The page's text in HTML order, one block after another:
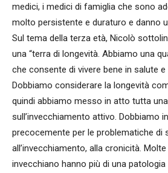
medici, i medici di famiglia che sono
molto persistente e duraturo e danno
Sul tema della terza età, Nicolò
una “terra di longevità. Abbiamo una
che consente di vivere bene in salute
Dobbiamo considerare la longevità
quindi abbiamo messo in atto tutta
sull’invecchiamento attivo. Dobbiamo
precocemente per le problematiche di
all’invecchiamento, alla cronicità.
invecchiano hanno più di una